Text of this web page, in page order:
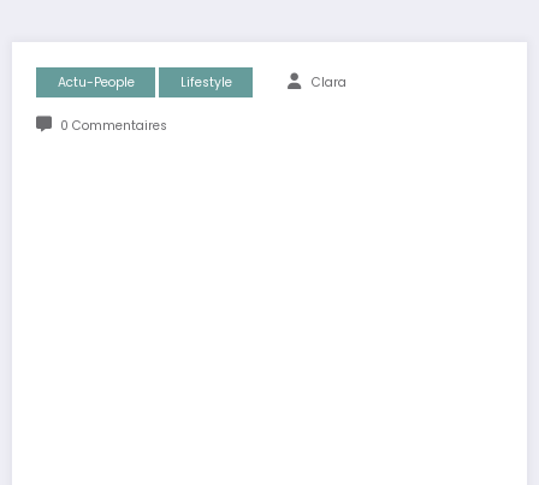
Actu-People Lifestyle Clara
0 Commentaires